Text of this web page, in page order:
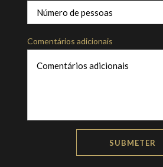
Comentários adicionais
SUBMETER